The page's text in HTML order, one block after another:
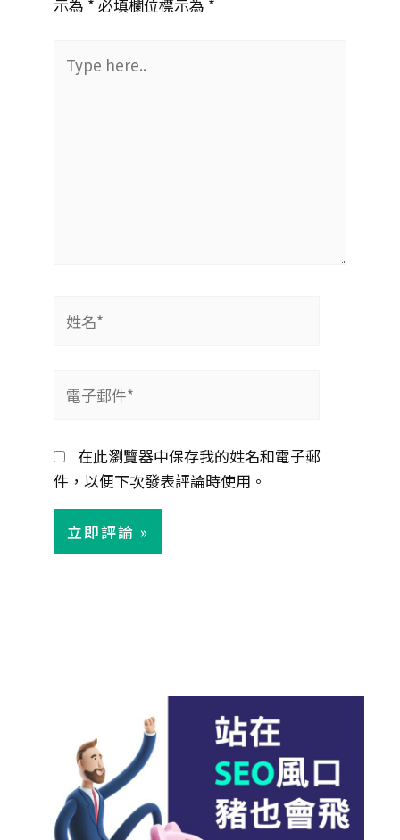
示為 * 必填欄位標示為 *
here..
名
件
*
在此瀏覽器中保存我的姓名和電子郵
件，以便下次發表評論時使用。